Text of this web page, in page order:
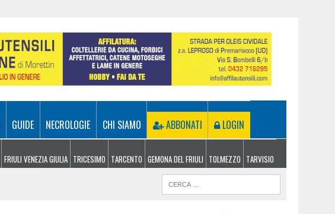
GUIDE NECROLOGIE CHI SIAMO ABBONATI LOGIN
FRIULI VENEZIA GIULIA TRICESIMO TARCENTO GEMONA DEL FRIULI TOLMEZZO TARVISIO